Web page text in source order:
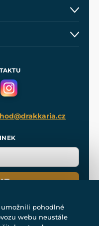
umožnili pohodlné
webu neustále